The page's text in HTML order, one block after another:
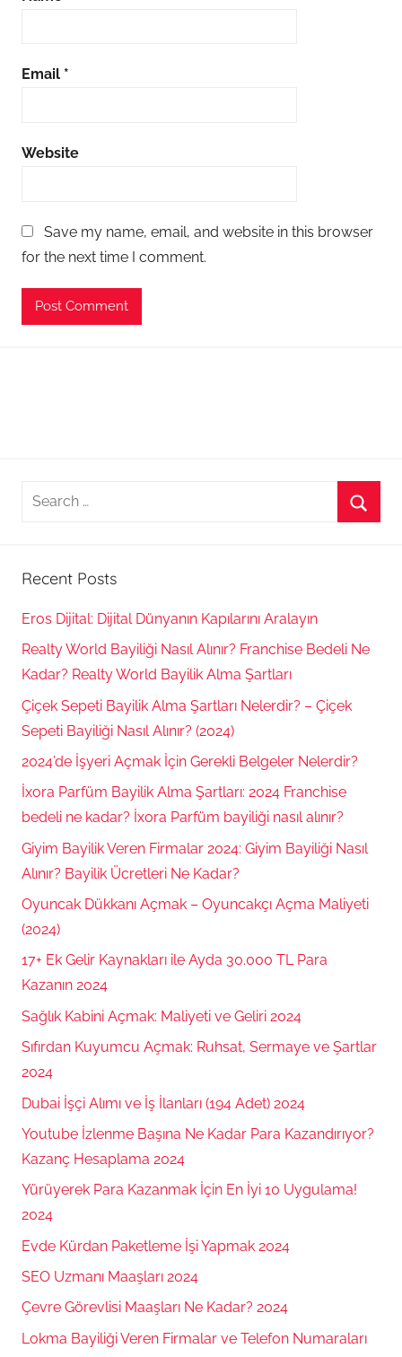
i
Email *
Website
Save my name, email, and website in this browser
for the next time I comment.
Search
Recent Posts
Eros Dijital: Dijital Dünyanın Kapılarını Aralayın
Realty World Bayiliği Nasıl Alınır? Franchise Bedeli Ne
Kadar? Realty World Bayilik Alma Şartları
Çiçek Sepeti Bayilik Alma Şartları Nelerdir? – Çiçek
Sepeti Bayiliği Nasıl Alınır? (2024)
2024’de İşyeri Açmak İçin Gerekli Belgeler Nelerdir?
İxora Parfüm Bayilik Alma Şartları: 2024 Franchise
bedeli ne kadar? İxora Parfüm bayiliği nasıl alınır?
Giyim Bayilik Veren Firmalar 2024: Giyim Bayiliği Nasıl
Alınır? Bayilik Ücretleri Ne Kadar?
Oyuncak Dükkanı Açmak – Oyuncakçı Açma Maliyeti
(2024)
17+ Ek Gelir Kaynakları ile Ayda 30.000 TL Para
Kazanın 2024
Sağlık Kabini Açmak: Maliyeti ve Geliri 2024
Sıfırdan Kuyumcu Açmak: Ruhsat, Sermaye ve Şartlar
2024
Dubai İşçi Alımı ve İş İlanları (194 Adet) 2024
Youtube İzlenme Başına Ne Kadar Para Kazandırıyor?
Kazanç Hesaplama 2024
Yürüyerek Para Kazanmak İçin En İyi 10 Uygulama!
2024
Evde Kürdan Paketleme İşi Yapmak 2024
SEO Uzmanı Maaşları 2024
Çevre Görevlisi Maaşları Ne Kadar? 2024
Lokma Bayiliği Veren Firmalar ve Telefon Numaraları